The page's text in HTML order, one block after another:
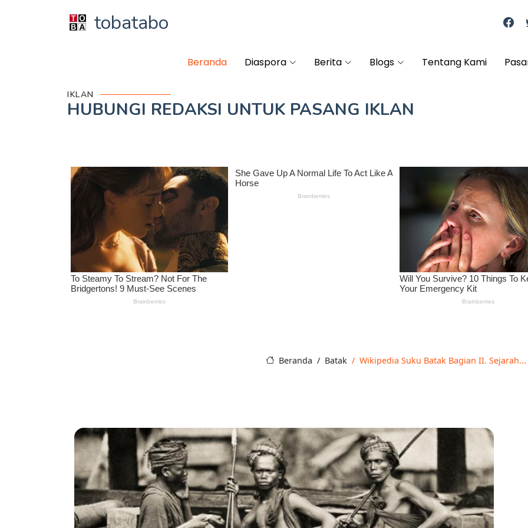
tobatabo
Beranda Diaspora Berita Blogs Tentang Kami
IKLAN
HUBUNGI REDAKSI UNTUK PASANG IKLAN
Beranda Batak Wikipedia Suku Batak Bagian II. Sejarah...